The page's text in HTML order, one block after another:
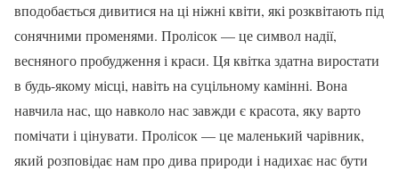
вподобається дивитися на ці ніжні квіти, які розквітають під
сонячними променями. Пролісок — це символ надії,
весняного пробудження і краси. Ця квітка здатна виростати
в будь-якому місці, навіть на суцільному камінні. Вона
навчила нас, що навколо нас завжди є красота, яку варто
помічати і цінувати. Пролісок — це маленький чарівник,
який розповідає нам про дива природи і надихає нас бути